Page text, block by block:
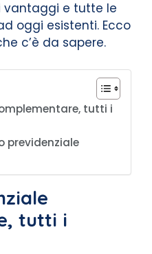
vantaggi e tutte le
oggi esistenti. Ecco
c’è da sapere.
tutti i
previdenziale
tutti i